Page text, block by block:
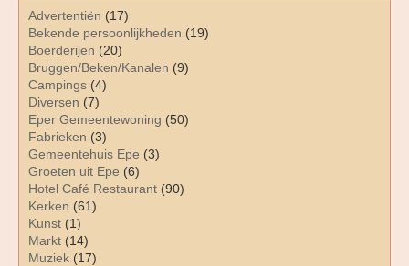
Advertentiën (17)
Bekende persoonlijkheden (19)
Boerderijen (20)
Bruggen/Beken/Kanalen (9)
Campings (4)
Diversen (7)
Eper Gemeentewoning (50)
Fabrieken (3)
Gemeentehuis Epe (3)
Groeten uit Epe (6)
Hotel Café Restaurant (90)
Kerken (61)
Kunst (1)
Markt (14)
Muziek (17)